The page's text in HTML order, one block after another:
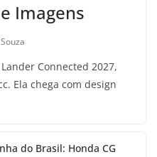
Imagens
Connected 2027,
Ela chega com design
do Brasil: Honda CG